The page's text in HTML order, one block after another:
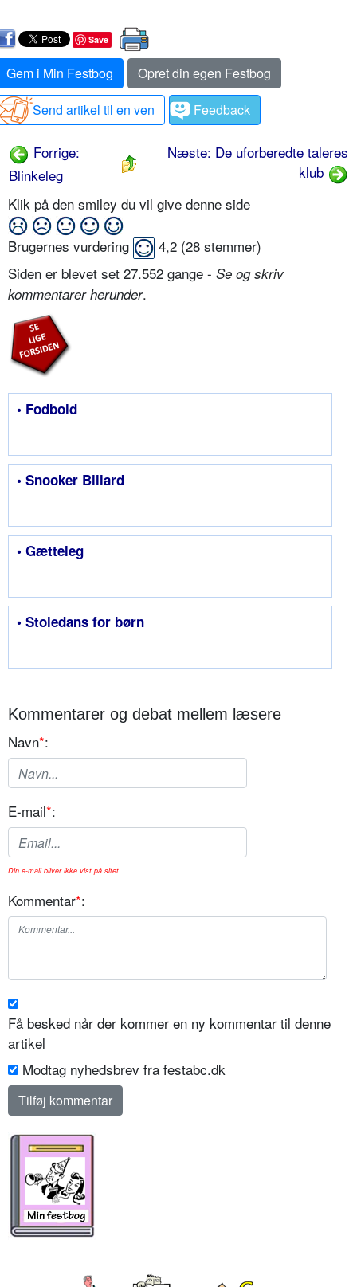
Save
Gem i Min Festbog
Opret din egen Festbog
Send artikel til en ven
Feedback
Forrige:
Blinkeleg
Næste: De uforberedte taleres
klub
Klik på den smiley du vil give denne side
Brugernes vurdering 4,2 (28 stemmer)
Siden er blevet set 27.552 gange - Se og skriv
kommentarer herunder.
• Fodbold
• Snooker Billard
• Gætteleg
• Stoledans for børn
Kommentarer og debat mellem læsere
Navn*:
E-mail*:
Din e-mail bliver ikke vist på sitet.
Kommentar*:
Få besked når der kommer en ny kommentar til denne
artikel
Modtag nyhedsbrev fra festabc.dk